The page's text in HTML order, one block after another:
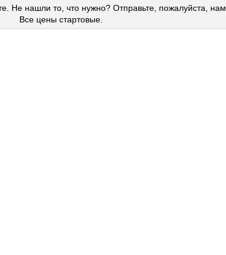
Не нашли то, что нужно? Отправьте, пожалуйста, нам
Все цены стартовые.